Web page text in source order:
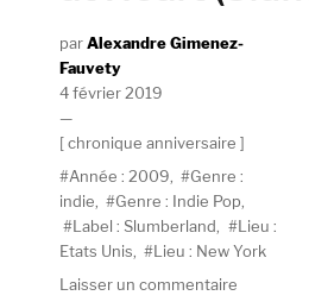
AuteurAlexandre Gimenez-
Fauvety
Publié
le
4 février 2019
Catégories
chronique anniversaire
Étiquettes
Année : 2009
Genre :
indie
Genre : Indie Pop
Label : Slumberland
Lieu :
Etats Unis
Lieu : New York
Laisser un commentaire